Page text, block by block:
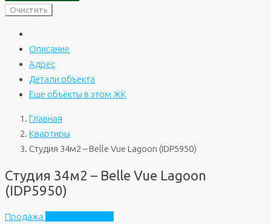
Очистить
Описание
Адрес
Детали объекта
Еще объекты в этом ЖК
Главная
Квартиры
Студия 34м2 – Belle Vue Lagoon (IDP5950)
Студия 34м2 – Belle Vue Lagoon
(IDP5950)
Продажа